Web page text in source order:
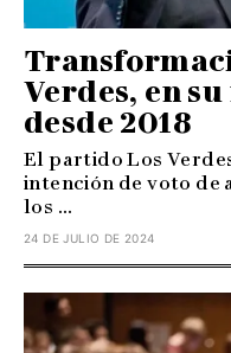
Verdes, en
desde 2018
El partido Los
intención de voto de
los ...
24 DE JULIO DE 2024